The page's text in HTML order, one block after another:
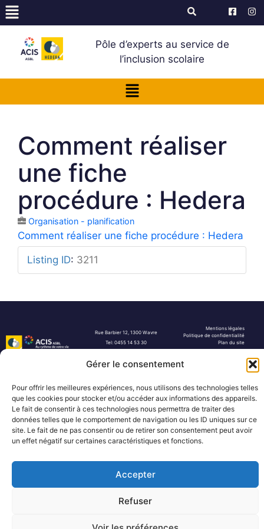
Gérer le consentement
Pour offrir les meilleures expériences, nous utilisons des technologies telles
que les cookies pour stocker et/ou accéder aux informations des appareils.
Le fait de consentir à ces technologies nous permettra de traiter des
données telles que le comportement de navigation ou les ID uniques sur ce
site. Le fait de ne pas consentir ou de retirer son consentement peut avoir
un effet négatif sur certaines caractéristiques et fonctions.
Accepter
Refuser
Pôle d’experts au service de
l’inclusion scolaire
Comment réaliser
une fiche
procédure : Hedera
Organisation - planification
Comment réaliser une fiche procédure : Hedera
Listing ID: 3211
Rue Barbier 12, 1300 Wavre
Tel: 0455 14 53 30
Mentions légales
Politique de confidentialité
Plan du site